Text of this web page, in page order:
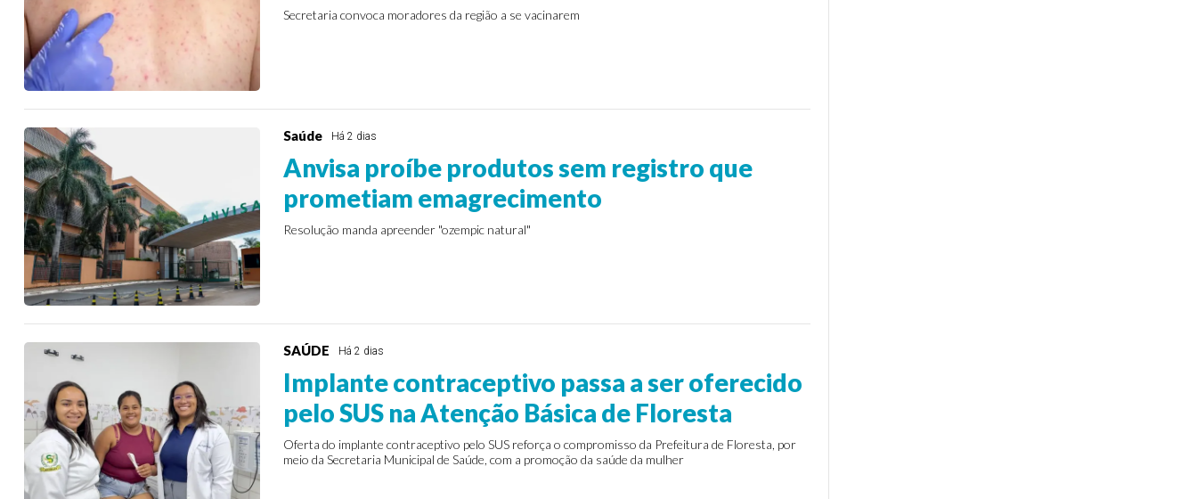
Secretaria convoca moradores da região a se vacinarem
Saúde Há 2 dias
Anvisa proíbe produtos sem registro que
prometiam emagrecimento
Resolução manda apreender "ozempic natural"
SAÚDE Há 2 dias
Implante contraceptivo passa a ser oferecido
pelo SUS na Atenção Básica de Floresta
Oferta do implante contraceptivo pelo SUS reforça o compromisso da Prefeitura de Floresta, por
meio da Secretaria Municipal de Saúde, com a promoção da saúde da mulher